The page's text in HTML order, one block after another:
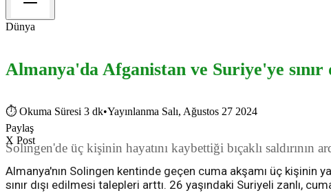
Dünya
Almanya'da Afganistan ve Suriye'ye sınır
⏱ Okuma Süresi 3 dk•Yayınlanma Salı, Ağustos 27 2024
Paylaş
X Post
Solingen'de üç kişinin hayatını kaybettiği bıçaklı saldırının
Almanya'nın Solingen kentinde geçen cuma akşamı üç kişinin
sınır dışı edilmesi talepleri arttı. 26 yaşındaki Suriyeli zanlı,